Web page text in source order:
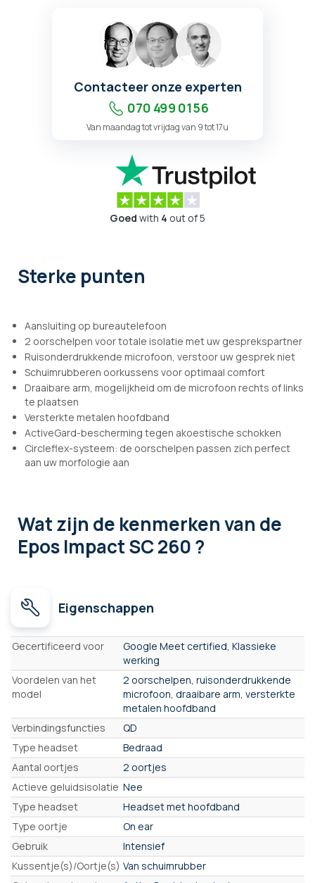
Contacteer onze experten
070 499 01 56
Van maandag tot vrijdag van 9 tot 17u
Goed with 4 out of 5
Sterke punten
Aansluiting op bureautelefoon
2 oorschelpen voor totale isolatie met uw gesprekspartner
Ruisonderdrukkende microfoon, verstoor uw gesprek niet
Schuimrubberen oorkussens voor optimaal comfort
Draaibare arm, mogelijkheid om de microfoon rechts of links
te plaatsen
Versterkte metalen hoofdband
ActiveGard-bescherming tegen akoestische schokken
Circleflex-systeem: de oorschelpen passen zich perfect
aan uw morfologie aan
Wat zijn de kenmerkenvan de
Epos Impact SC 260 ?
Eigenschappen
Eigenschappen
Gecertificeerd voor
Google Meet certified, Klassieke
werking
Voordelen van het
model
2 oorschelpen, ruisonderdrukkende
microfoon, draaibare arm, versterkte
metalen hoofdband
Verbindingsfuncties
QD
Type headset
Bedraad
Aantal oortjes
2 oortjes
Actieve geluidsisolatie Nee
Type headset
Headset met hoofdband
Type oortje
On ear
Gebruik
Intensief
Kussentje(s)/Oortje(s) Van schuimrubber